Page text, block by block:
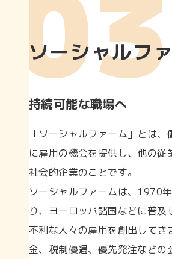
ソーシャルフ
持続可能な職場へ
「ソーシャルファーム」とは
に雇用の機会を提供し、他の従
社会的企業のことです。
ソーシャルファームは、1970
り、ヨーロッパ諸国などに普及
不利な人々の雇用を創出してき
金、税制優遇、優先発注などの